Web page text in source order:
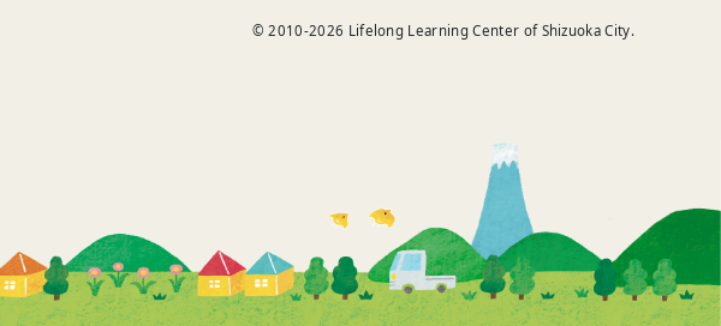
© 2010-2026 Lifelong Learning Center of Shizuoka City.